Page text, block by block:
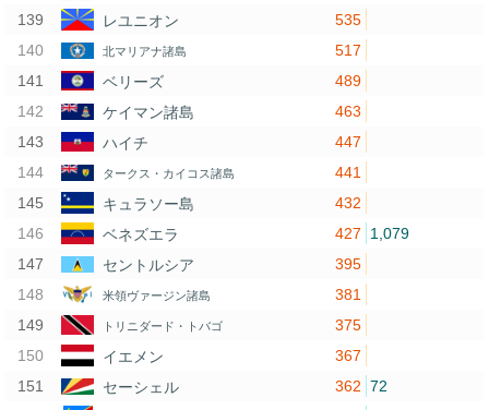
レユニオン
535
北マリアナ諸島
517
ベリーズ
489
ケイマン諸島
463
ハイチ
447
タークス・カイコス諸島
441
キュラソー島
432
ベネズエラ
427
1,079
セントルシア
395
米領ヴァージン諸島 381
トリニダード・トバゴ
375
イエメン
367
セーシェル
362 72